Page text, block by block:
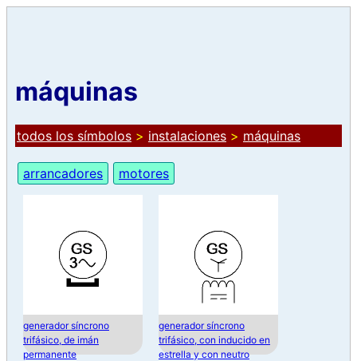
máquinas
todos los símbolos > instalaciones > máquinas
arrancadores motores
generador síncrono
trifásico, de imán
permanente
generador síncrono
trifásico, con inducido en
estrella y con neutro